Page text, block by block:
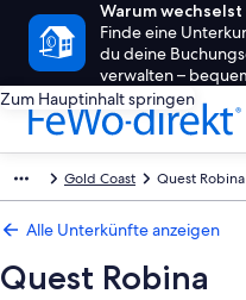
Warum
Finde eine
du deine
verwalten –
Zum Hauptinhalt springen
Gold Coast Quest Robina
Alle Unterkünfte anzeigen
Quest Robina